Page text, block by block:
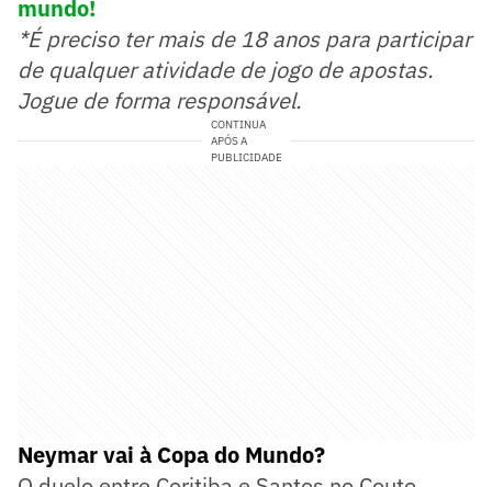
mundo!
*É preciso ter mais de 18 anos para participar
de qualquer atividade de jogo de apostas.
Jogue de forma responsável.
CONTINUA
APÓS A
PUBLICIDADE
Neymar vai à Copa do Mundo?